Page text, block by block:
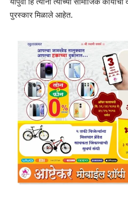
पुरस्कार मिळाले आहेत.